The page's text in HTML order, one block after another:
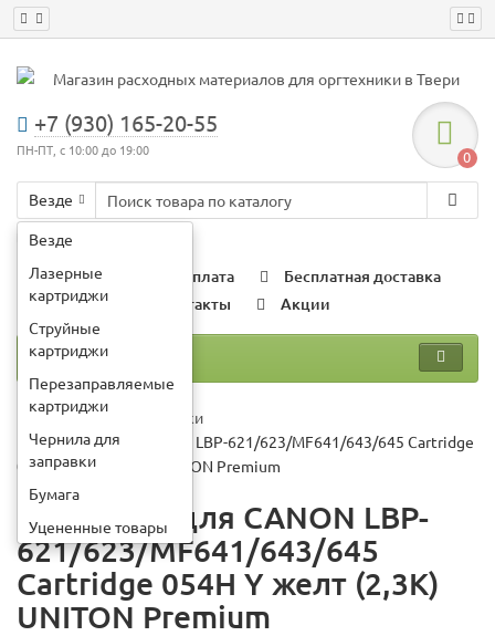
+7 (930) 165-20-55
ПН-ПТ, с 10:00 до 19:00 0
Везде
Везде
Лазерные
картриджи
Струйные
картриджи
Перезаправляемые
картриджи
Чернила для
заправки
Бумага
Уцененные товары
Например:
О компании Оплата
Бесплатная доставка
Гарантии
Контакты Акции
Каталог
Лазерные картриджи
Картридж для CANON LBP-621/623/MF641/643/645 Cartridge
054H Y желт (2,3K) UNITON Premium
Картридж для CANON LBP-
621/623/MF641/643/645
Cartridge 054H Y желт (2,3K)
UNITON Premium